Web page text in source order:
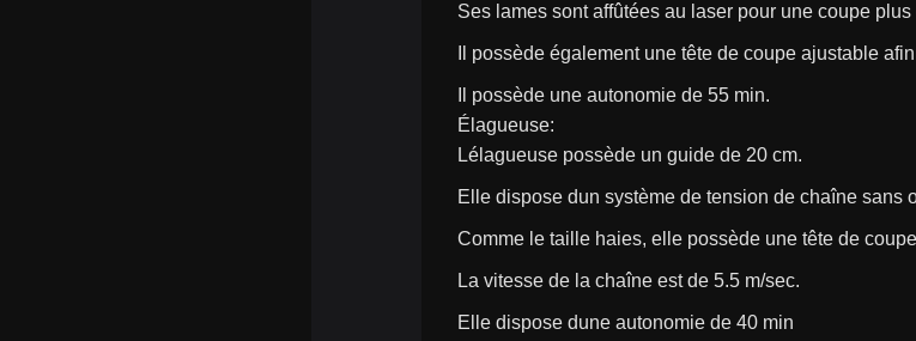
Ses lames sont affûtées au laser pour une coupe
Il possède également une tête de coupe ajustable
Il possède une autonomie de 55 min.
Élagueuse:
Lélagueuse possède un guide de 20 cm.
Elle dispose dun système de tension de chaîne sans
Comme le taille haies, elle possède une tête de
La vitesse de la chaîne est de 5.5 m/sec.
Elle dispose dune autonomie de 40 min